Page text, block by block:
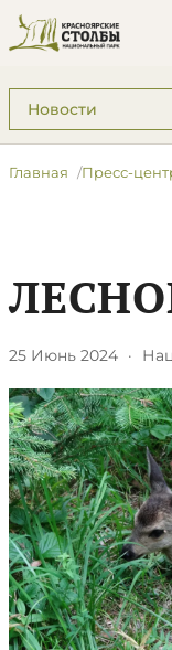
Подразделы:
Главная Пресс-
25 Июнь 2024 ·